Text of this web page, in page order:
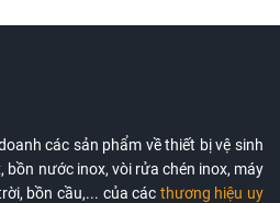
các sản phẩm về thiết bị vệ sinh
bồn nước inox, vòi rửa chén inox, máy
bồn cầu,... của các thương hiệu uy